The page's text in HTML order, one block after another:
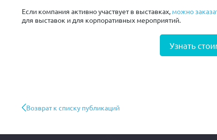
Если компания активно участвует в выставках, можно
для выставок и для корпоративных мероприятий.
Узнать
Возврат к списку публикаций